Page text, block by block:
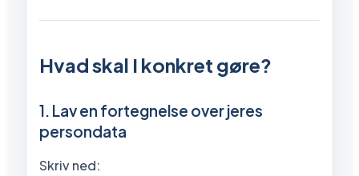
Hvad skal I konkret gøre?
1. Lav en fortegnelse over jeres
persondata
Skriv ned: